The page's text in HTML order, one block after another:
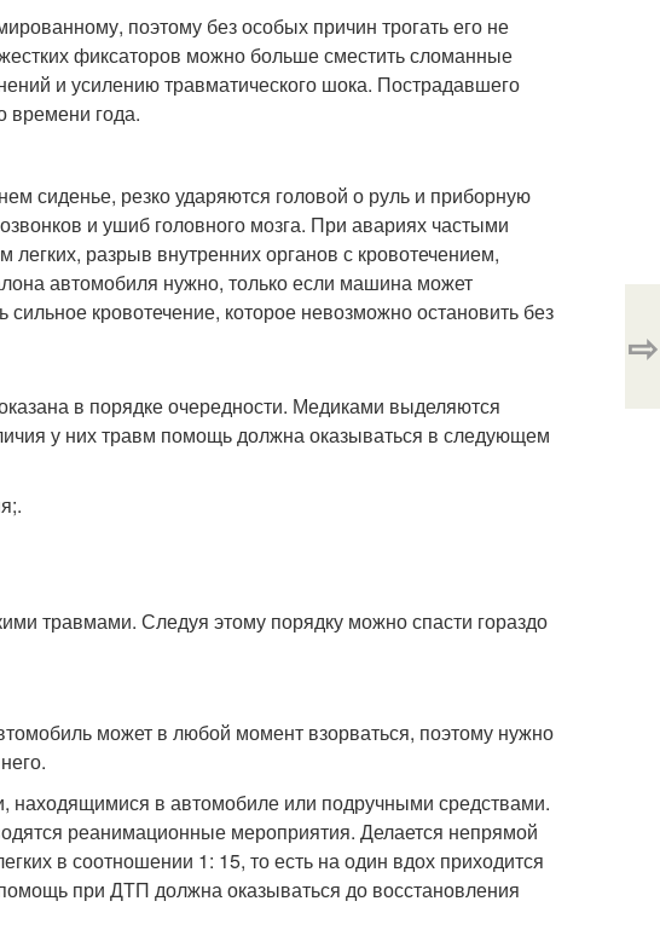
поэтому без особых причин трогать его не
фиксаторов можно больше сместить сломанные
и усилению травматического шока. Пострадавшего
времени года.
сиденье, резко ударяются головой о руль и приборную
и ушиб головного мозга. При авариях частыми
разрыв внутренних органов с кровотечением,
автомобиля нужно, только если машина может
сильное кровотечение, которое невозможно остановить без
в порядке очередности. Медиками выделяются
у них травм помощь должна оказываться в следующем
травмами. Следуя этому порядку можно спасти гораздо
может в любой момент взорваться, поэтому нужно
находящимися в автомобиле или подручными средствами.
реанимационные мероприятия. Делается непрямой
в соотношении 1: 15, то есть на один вдох приходится
при ДТП должна оказываться до восстановления
⇨